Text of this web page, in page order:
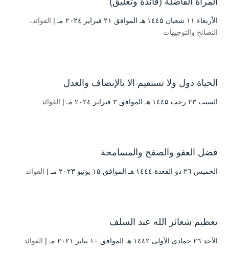
الأربعاء ۱۱ شعبان ۱٤٤۵ هـ الموافق ۲۱ فبراير ۲۰۲٤ مـ | الفوائد،
النصائح والتوجيهات
الحياة دول ولا تستقيم الا بالإنصاف والعدل
السبت ۲۳ رجب ۱٤٤۵ هـ الموافق ۳ فبراير ۲۰۲٤ مـ | الفوائد
فضل العفو والصفح والمسامحة
الخميس ۲٦ ذو القعدة ۱٤٤٤ هـ الموافق ۱۵ يونيو ۲۰۲۳ مـ | الفوائد
تعظيم شعائر الله عند السلف
الأحد ۲٦ جمادى الأولى ۱٤٤۲ هـ الموافق ۱۰ يناير ۲۰۲۱ مـ | الفوائد